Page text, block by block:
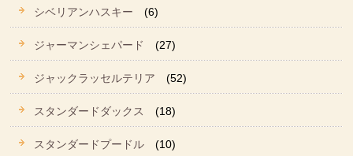
シベリアンハスキー (6)
ジャーマンシェパード (27)
ジャックラッセルテリア (52)
スタンダードダックス (18)
スタンダードプードル (10)